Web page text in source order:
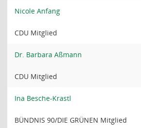
Nicole Anfang
CDU Mitglied
Dr. Barbara Aßmann
CDU Mitglied
Ina Besche-Krastl
BÜNDNIS 90/DIE GRÜNEN Mitglied